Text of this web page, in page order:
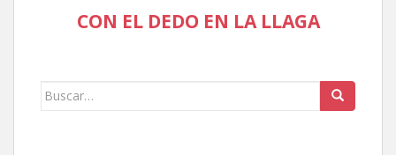
CON EL DEDO EN LA LLAGA
Buscar: